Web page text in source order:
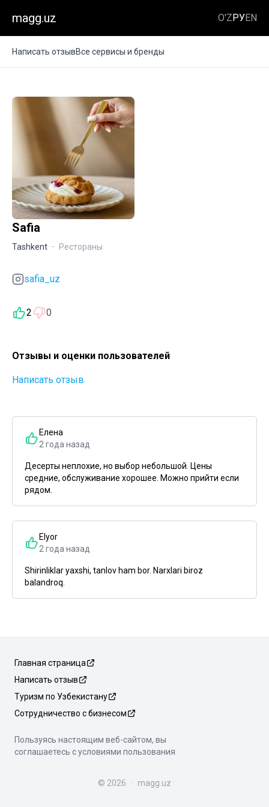
magg.uz O'ZРУEN
Написать отзывВсе сервисы и бренды
Safia
Tashkent · Рестораны
safia_uz
2 0
Отзывы и оценки пользователей
Написать отзыв
Елена
2 года назад
Десерты неплохие, но выбор небольшой. Цены
средние, обслуживание хорошее. Можно прийти если
рядом.
Elyor
2 года назад
Shirinliklar yaxshi, tanlov ham bor. Narxlari biroz
balandroq.
Главная страница
Написать отзыв
Туризм по Узбекистану
Сотрудничество с бизнесом
Пользуясь настоящим веб-сайтом, вы
соглашаетесь с условиями пользования
© 2026 · magg.uz